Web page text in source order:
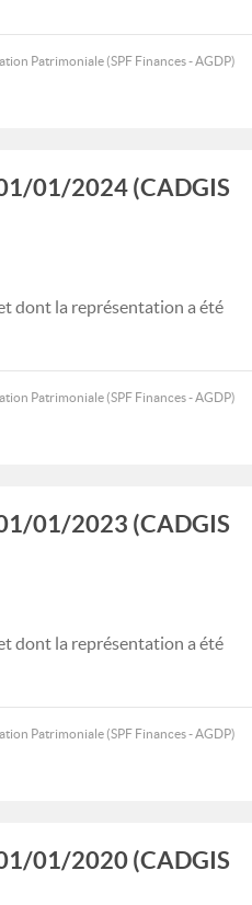
Patrimoniale (SPF Finances - AGDP)
01/2024 (CADGIS
dont la représentation a été
Patrimoniale (SPF Finances - AGDP)
01/2023 (CADGIS
dont la représentation a été
Patrimoniale (SPF Finances - AGDP)
01/2020 (CADGIS